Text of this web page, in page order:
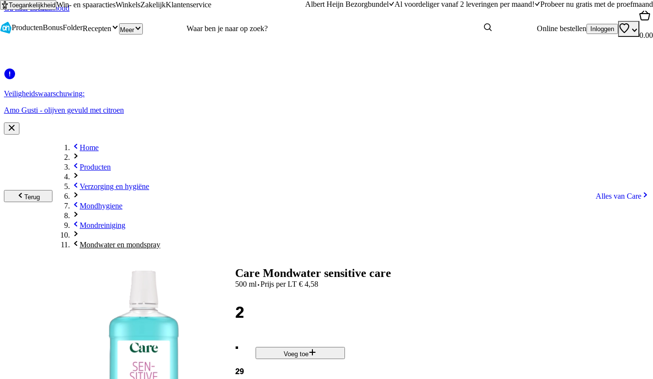
Ga naar hoofdinhoud
Ga naar zoeken
ToegankelijkheidWin- en spaaractiesWinkelsZakelijkKlantenservice Albert Heijn Bezorgbundel Al voordeliger vanaf 2 leveringen per maand! Probeer nu gratis met de proefmaand
ProductenBonusFolderRecepten Meer Online bestellen Inloggen
0.00
Veiligheidswaarschuwing:
Amo Gusti - olijven gevuld met citroen
Terug
Home
Producten
Verzorging en hygiëne
Mondhygiene
Mondreiniging
Mondwater en mondspray
Alles van Care
Care Mondwater sensitive care
500 ml·Prijs per LT€ 4,58
2
.
29
Voeg toe